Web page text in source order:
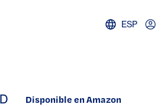
ESP
D Disponible en Amazon